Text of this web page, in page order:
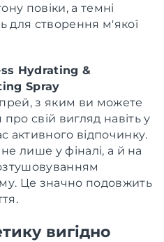
повіки, а темні
для створення м'якої
Hydrating &
Spray
з яким ви можете
свій вигляд навіть у
активного відпочинку.
не лише у фіналі, а й на
Це значно подовжить
вигідно